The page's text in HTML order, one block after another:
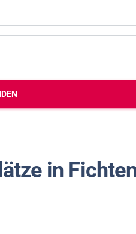
in